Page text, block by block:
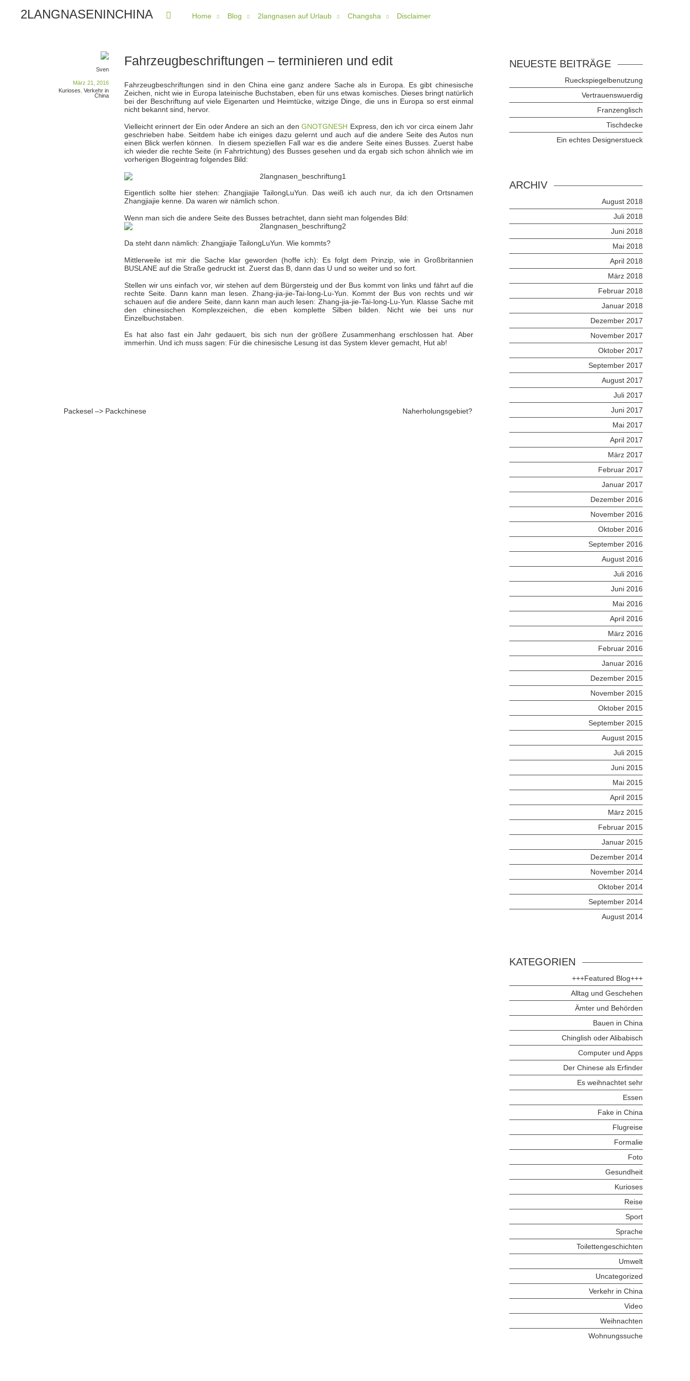
2LANGNASENINCHINA Home Blog 2langnasen auf Urlaub Changsha Disclaimer
Fahrzeugbeschriftungen – terminieren und edit
Sven
März 21, 2016
Kurioses, Verkehr in
China
Fahrzeugbeschriftungen sind in den China eine ganz andere Sache als in Europa. Es gibt chinesische
Zeichen, nicht wie in Europa lateinische Buchstaben, eben für uns etwas komisches. Dieses bringt natürlich
bei der Beschriftung auf viele Eigenarten und Heimtücke, witzige Dinge, die uns in Europa so erst einmal
nicht bekannt sind, hervor.
Vielleicht erinnert der Ein oder Andere an sich an denGNOTGNESH Express, den ich vor circa einem Jahr
geschrieben habe. Seitdem habe ich einiges dazu gelernt und auch auf die andere Seite des Autos nun
einen Blick werfen können. In diesem speziellen Fall war es die andere Seite eines Busses. Zuerst habe
ich wieder die rechte Seite (in Fahrtrichtung) des Busses gesehen und da ergab sich schon ähnlich wie im
vorherigen Blogeintrag folgendes Bild:
Eigentlich sollte hier stehen: Zhangjiajie TailongLuYun. Das weiß ich auch nur, da ich den Ortsnamen
Zhangjiajie kenne. Da waren wir nämlich schon.
Wenn man sich die andere Seite des Busses betrachtet, dann sieht man folgendes Bild:
Da steht dann nämlich: Zhangjiajie TailongLuYun. Wie kommts?
Mittlerweile ist mir die Sache klar geworden (hoffe ich): Es folgt dem Prinzip, wie in Großbritannien
BUSLANE auf die Straße gedruckt ist. Zuerst das B, dann das U und so weiter und so fort.
Stellen wir uns einfach vor, wir stehen auf dem Bürgersteig und der Bus kommt von links und fährt auf die
rechte Seite. Dann kann man lesen. Zhang-jia-jie-Tai-long-Lu-Yun. Kommt der Bus von rechts und wir
schauen auf die andere Seite, dann kann man auch lesen: Zhang-jia-jie-Tai-long-Lu-Yun. Klasse Sache mit
den chinesischen Komplexzeichen, die eben komplette Silben bilden. Nicht wie bei uns nur
Einzelbuchstaben.
Es hat also fast ein Jahr gedauert, bis sich nun der größere Zusammenhang erschlossen hat. Aber
immerhin. Und ich muss sagen: Für die chinesische Lesung ist das System klever gemacht, Hut ab!
Packesel –> Packchinese Naherholungsgebiet?
NEUESTE BEITRÄGE
Rueckspiegelbenutzung
Vertrauenswuerdig
Franzenglisch
Tischdecke
Ein echtes Designerstueck
ARCHIV
August 2018
Juli 2018
Juni 2018
Mai 2018
April 2018
März 2018
Februar 2018
Januar 2018
Dezember 2017
November 2017
Oktober 2017
September 2017
August 2017
Juli 2017
Juni 2017
Mai 2017
April 2017
März 2017
Februar 2017
Januar 2017
Dezember 2016
November 2016
Oktober 2016
September 2016
August 2016
Juli 2016
Juni 2016
Mai 2016
April 2016
März 2016
Februar 2016
Januar 2016
Dezember 2015
November 2015
Oktober 2015
September 2015
August 2015
Juli 2015
Juni 2015
Mai 2015
April 2015
März 2015
Februar 2015
Januar 2015
Dezember 2014
November 2014
Oktober 2014
September 2014
August 2014
KATEGORIEN
+++Featured Blog+++
Alltag und Geschehen
Ämter und Behörden
Bauen in China
Chinglish oder Alibabisch
Computer und Apps
Der Chinese als Erfinder
Es weihnachtet sehr
Essen
Fake in China
Flugreise
Formalie
Foto
Gesundheit
Kurioses
Reise
Sport
Sprache
Toilettengeschichten
Umwelt
Uncategorized
Verkehr in China
Video
Weihnachten
Wohnungssuche